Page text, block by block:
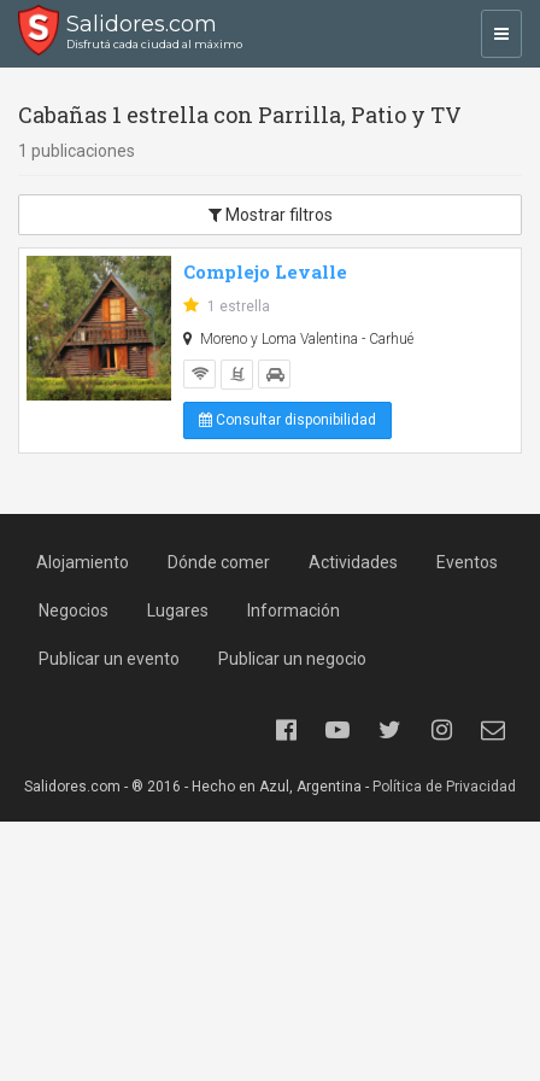
Salidores.com
Disfrutá cada ciudad al máximo
Cabañas 1 estrella con Parrilla, Patio y TV
1 publicaciones
Mostrar filtros
Complejo Levalle
1 estrella
Moreno y Loma Valentina - Carhué
Consultar disponibilidad
Alojamiento Dónde comer Actividades Eventos
Negocios Lugares Información
Publicar un evento Publicar un negocio
Salidores.com - ® 2016 - Hecho en Azul, Argentina - Política de Privacidad